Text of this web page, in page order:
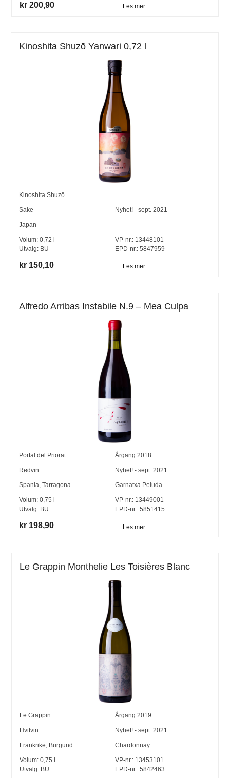
kr 200,90 Les mer
Kinoshita Shuzō Yanwari 0,72 l
Kinoshita Shuzō
Sake Nyhet! - sept. 2021
Japan
Volum:0,72
Utvalg: BU
VP-nr.:13448101
EPD-nr.: 5847959
kr 150,10 Les mer
Alfredo Arribas Instabile N.9 – Mea Culpa
Portal del Priorat Årgang 2018
Rødvin Nyhet! - sept. 2021
Spania,Tarragona Garnatxa Peluda
Volum:0,75
Utvalg: BU
VP-nr.:13449001
EPD-nr.: 5851415
kr 198,90 Les mer
Le Grappin Monthelie Les Toisières Blanc
Le Grappin Årgang 2019
Hvitvin Nyhet! - sept. 2021
Frankrike, Burgund Chardonnay
Volum:0,75
Utvalg: BU
VP-nr.: 13453101
EPD-nr.: 5842463